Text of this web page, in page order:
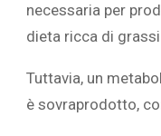
necessaria per
dieta ricca di
Tuttavia, un
è sovraprodotto,